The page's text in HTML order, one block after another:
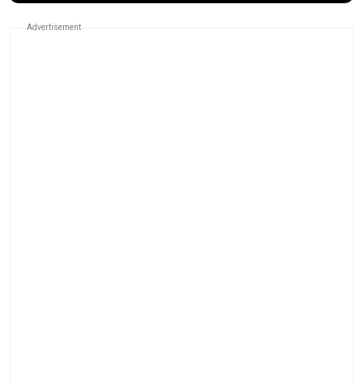
Advertisement